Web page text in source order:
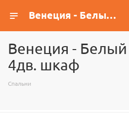
Венеция - Белый глянец - 4дв. шкаф
Венеция - Белый
4дв. шкаф
Спальни